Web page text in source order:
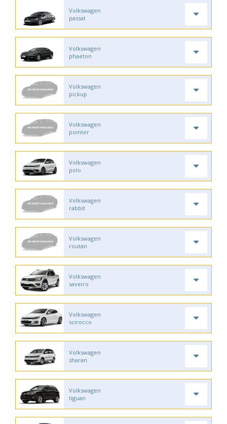
Volkswagen
passat
Volkswagen
phaeton
Volkswagen
pickup
Volkswagen
pointer
Volkswagen
polo
Volkswagen
rabbit
Volkswagen
routan
Volkswagen
saveiro
Volkswagen
scirocco
Volkswagen
sharan
Volkswagen
tiguan